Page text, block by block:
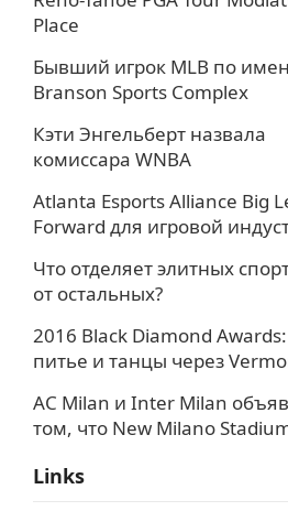
Place
Бывший игрок MLB по
Branson Sports Complex
Кэти Энгельберт назвала
комиссара WNBA
Atlanta Esports Alliance Big
Forward для игровой
Что отделяет элитных
от остальных?
2016 Black Diamond
питье и танцы через
AC Milan и Inter Milan
том, что New Milano
Links